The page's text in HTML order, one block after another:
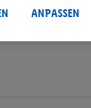
Ihre Nutzung der
oder
einschließlich
ANPASSEN